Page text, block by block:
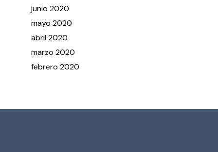
junio2020
mayo2020
abril2020
marzo2020
febrero2020